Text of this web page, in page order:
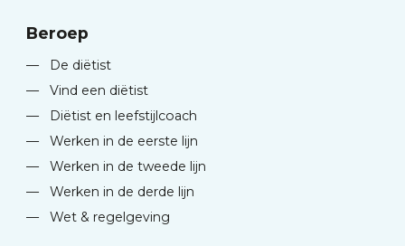
Beroep
—
De diëtist
—
Vind een diëtist
—
Diëtist en leefstijlcoach
—
Werken in de eerste lijn
—
Werken in de tweede lijn
—
Werken in de derde lijn
—
Wet & regelgeving